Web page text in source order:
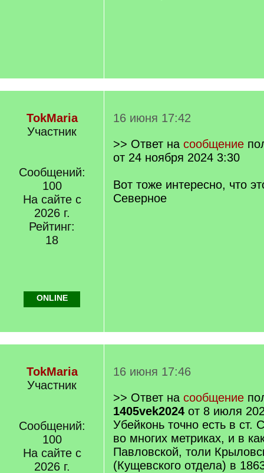
TokMaria
Участник
Сообщений:
100
На сайте с
2026 г.
Рейтинг:
18
16 июня 17:42
>> Ответ на сообщение
от 24 ноября 2024 3:30
Вот тоже интересно, что
Северное
ONLINE
TokMaria
Участник
Сообщений:
100
На сайте с
2026 г.
16 июня 17:46
>> Ответ на сообщение
1405vek2024 от 8 июля
Убейконь точно есть в ст.
во многих метриках, и в
Павловской, толи
(Кущевского отдела) в